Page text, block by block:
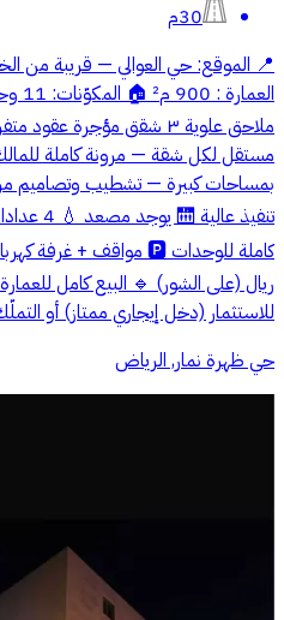
30م
📍 الموقع: حي العوالي — قريبة من
مستقل لكل شقة — مرونة كاملة
بمساحات كبيرة — تشطيب
تنفيذ
للاستثمار (دخل إيجاري ممتاز) أو
حي ظهرة نمار, الرياض